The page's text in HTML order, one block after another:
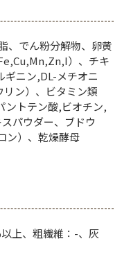
、でん粉分解物、卵黄
）、チキ
ギニン,DL-メチオニ
ン）、ビタミン類
ントテン酸,ビオチン,
パウダー、ブドウ
ン）、乾燥酵母
上、粗繊維：-、灰